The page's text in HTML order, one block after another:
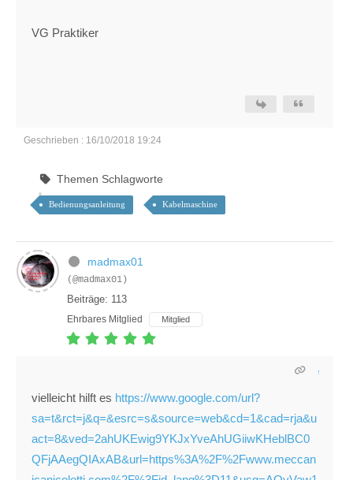
VG Praktiker
Geschrieben : 16/10/2018 19:24
Themen Schlagworte
Bedienungsanleitung Kabelmaschine
madmax01
(@madmax01)
Beiträge: 113
Ehrbares Mitglied Mitglied
vielleicht hilft es https://www.google.com/url?
sa=t&rct=j&q=&esrc=s&source=web&cd=1&cad=rja&u
act=8&ved=2ahUKEwig9YKJxYveAhUGiiwKHeblBC0
QFjAAegQIAxAB&url=https%3A%2F%2Fwww.meccan